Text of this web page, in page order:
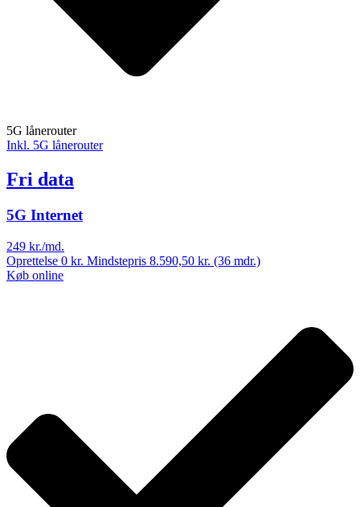
5G lånerouter
Inkl. 5G lånerouter
Fri data
5G Internet
249 kr./md.
Oprettelse 0 kr. Mindstepris 8.590,50 kr. (36 mdr.)
Køb online